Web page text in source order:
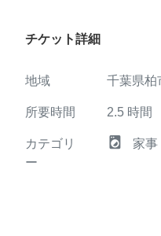
チケット詳細
地域 千葉県柏
所要時間 2.5 時間
カテゴリ
ー
local_laundry_service 家事